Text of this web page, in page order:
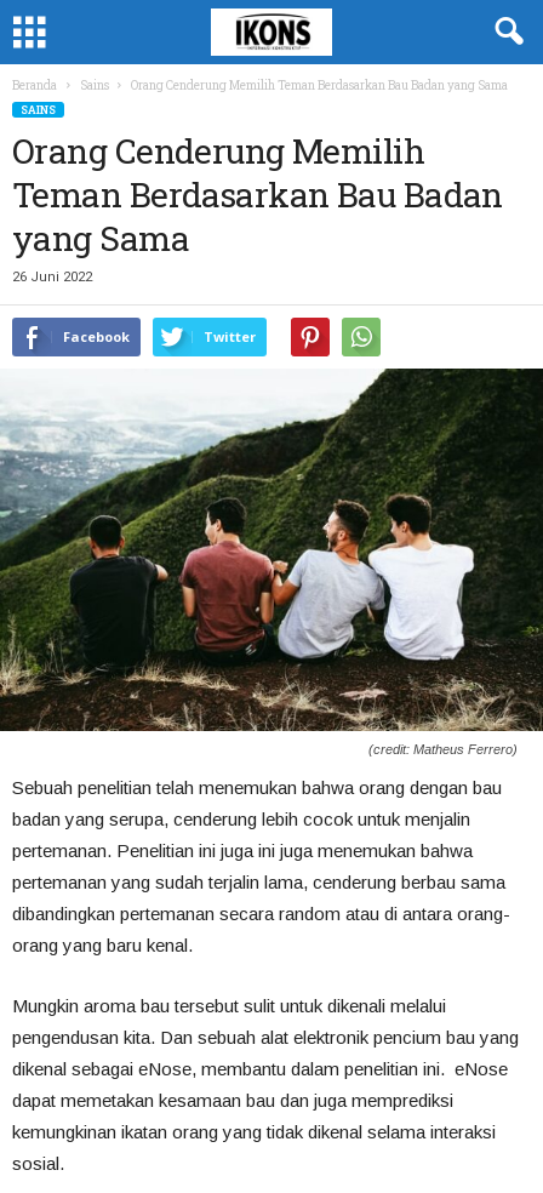
Beranda Sains Orang Cenderung Memilih Teman Berdasarkan Bau Badan yang Sama
SAINS
Orang Cenderung Memilih
Teman Berdasarkan Bau Badan
yang Sama
26 Juni 2022
Facebook Twitter
(credit: Matheus Ferrero)
Sebuah penelitian telah menemukan bahwa orang dengan bau
badan yang serupa, cenderung lebih cocok untuk menjalin
pertemanan. Penelitian ini juga ini juga menemukan bahwa
pertemanan yang sudah terjalin lama, cenderung berbau sama
dibandingkan pertemanan secara random atau di antara orang-
orang yang baru kenal.
Mungkin aroma bau tersebut sulit untuk dikenali melalui
pengendusan kita. Dan sebuah alat elektronik pencium bau yang
dikenal sebagai eNose, membantu dalam penelitian ini. eNose
dapat memetakan kesamaan bau dan juga memprediksi
kemungkinan ikatan orang yang tidak dikenal selama interaksi
sosial.